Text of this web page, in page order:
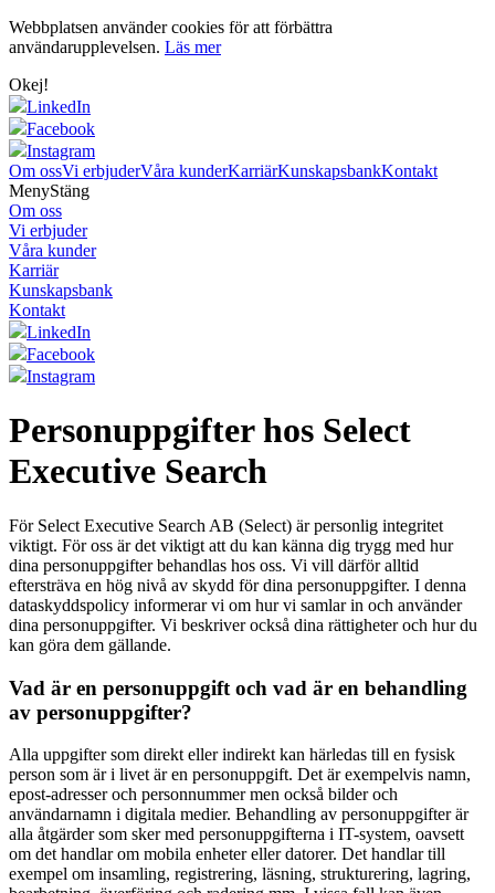
Webbplatsen använder cookies för att förbättra
användarupplevelsen. Läs mer
Okej!
LinkedIn
Facebook
Instagram
Om ossVi erbjuderVåra kunderKarriärKunskapsbankKontakt
MenyStäng
Om oss
Vi erbjuder
Våra kunder
Karriär
Kunskapsbank
Kontakt
LinkedIn
Facebook
Instagram
Personuppgifter hos Select
Executive Search
För Select Executive Search AB (Select) är personlig integritet
viktigt. För oss är det viktigt att du kan känna dig trygg med hur
dina personuppgifter behandlas hos oss. Vi vill därför alltid
eftersträva en hög nivå av skydd för dina personuppgifter. I denna
dataskyddspolicy informerar vi om hur vi samlar in och använder
dina personuppgifter. Vi beskriver också dina rättigheter och hur du
kan göra dem gällande.
Vad är en personuppgift och vad är en behandling
av personuppgifter?
Alla uppgifter som direkt eller indirekt kan härledas till en fysisk
person som är i livet är en personuppgift. Det är exempelvis namn,
epost-adresser och personnummer men också bilder och
användarnamn i digitala medier. Behandling av personuppgifter är
alla åtgärder som sker med personuppgifterna i IT-system, oavsett
om det handlar om mobila enheter eller datorer. Det handlar till
exempel om insamling, registrering, läsning, strukturering, lagring,